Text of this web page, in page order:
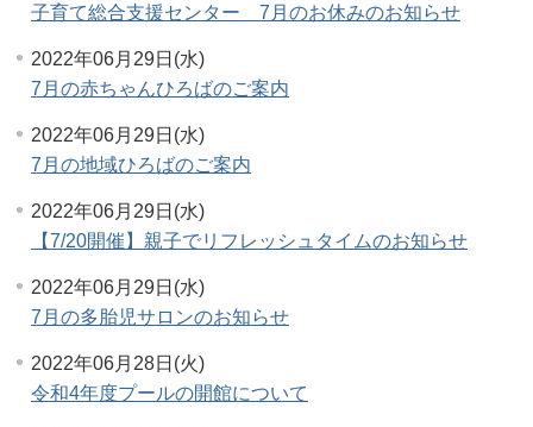
子育て総合支援センター 7月のお休みのお知らせ
2022年06月29日(水)
7月の赤ちゃんひろばのご案内
2022年06月29日(水)
7月の地域ひろばのご案内
2022年06月29日(水)
【7/20開催】親子でリフレッシュタイムのお知らせ
2022年06月29日(水)
7月の多胎児サロンのお知らせ
2022年06月28日(火)
令和4年度プールの開館について